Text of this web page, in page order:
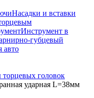
Насадки и вставки
Инструмент в
губцевый
авто
головок
ударная L=38мм